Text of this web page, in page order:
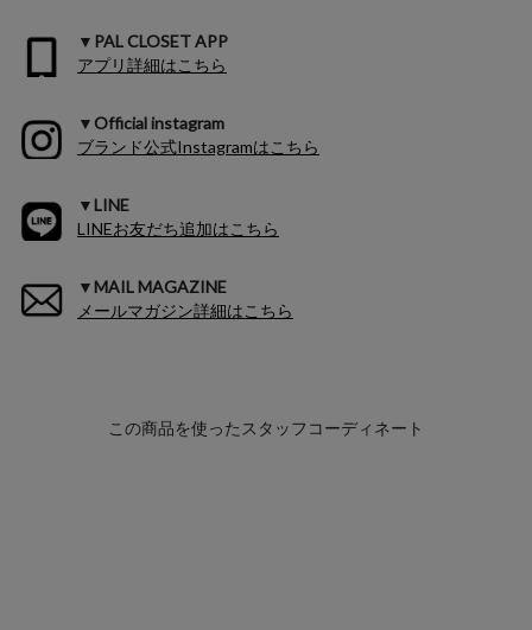
▼PAL CLOSET APP
アプリ詳細はこちら
▼Official instagram
ブランド公式Instagramはこちら
▼LINE
LINEお友だち追加はこちら
▼MAIL MAGAZINE
メールマガジン詳細はこちら